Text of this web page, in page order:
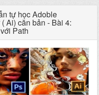
tự học Adoble
Ai) căn bản - Bài 4:
Path